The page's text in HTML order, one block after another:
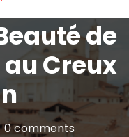
de
Creux
0 comments